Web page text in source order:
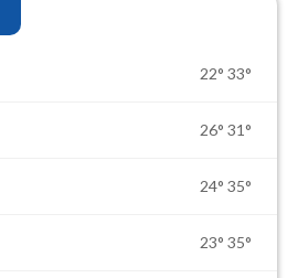
22° 33°
26° 31°
24° 35°
23° 35°